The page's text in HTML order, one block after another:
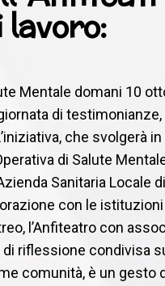
lavoro:
Mentale domani 10
di
che svolgerà
di Salute
Sanitaria Locale di
con le
l’Anfiteatro con
riflessione condivisa
comunità, è un gesto